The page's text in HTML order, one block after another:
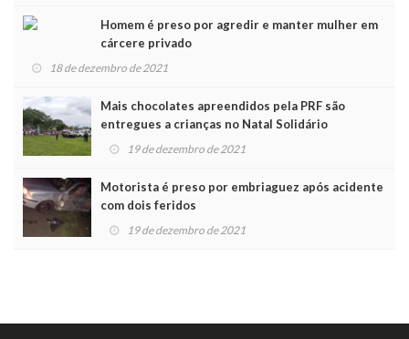
Homem é preso por agredir e manter mulher em
cárcere privado
18 de dezembro de 2021
Mais chocolates apreendidos pela PRF são
entregues a crianças no Natal Solidário
19 de dezembro de 2021
Motorista é preso por embriaguez após acidente
com dois feridos
19 de dezembro de 2021